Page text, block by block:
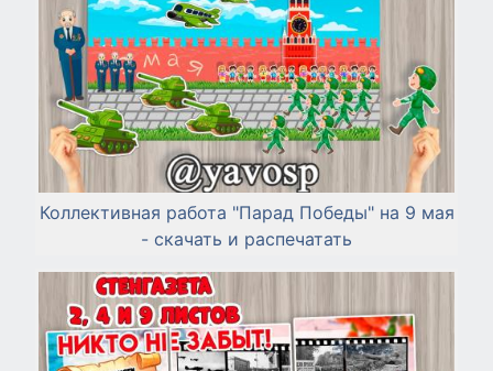
Коллективная работа "Парад Победы" на 9 мая
- скачать и распечатать